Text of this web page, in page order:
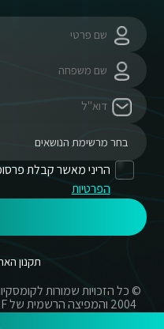
הריני מאשר קבלת
הפרטיות
תקנון
מסחריים אשר בשימוש באתר